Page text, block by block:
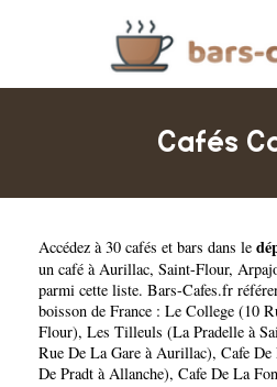
Cafés
Accédez à 30 cafés et bars dans le
un café àAurillac, Saint-Flour,
parmi cette liste. Bars-Cafes.fr
boisson de France : Le College (10
Flour), Les Tilleuls (La Pradelle à
Rue De La Gare à Aurillac), Cafe
De Pradt à Allanche), Cafe De La